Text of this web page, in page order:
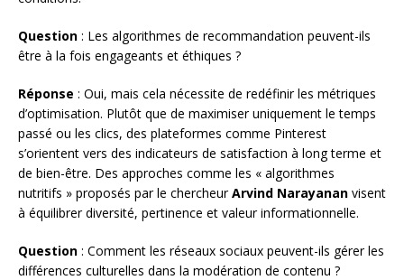
Question : Les algorithmes de recommandation peuvent-ils
être à la fois engageants et éthiques ?
Réponse : Oui, mais cela nécessite de redéfinir les métriques
d’optimisation. Plutôt que de maximiser uniquement le temps
passé ou les clics, des plateformes comme Pinterest
s’orientent vers des indicateurs de satisfaction à long terme et
de bien-être. Des approches comme les « algorithmes
nutritifs » proposés par le chercheurArvind Narayanan visent
à équilibrer diversité, pertinence et valeur informationnelle.
Question : Comment les réseaux sociaux peuvent-ils gérer les
différences culturelles dans la modération de contenu ?